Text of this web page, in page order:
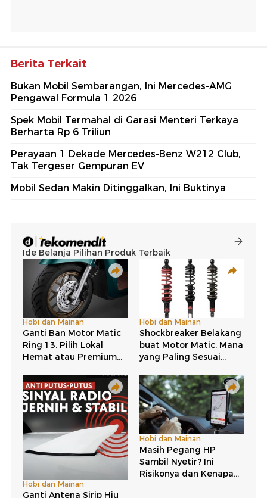
Berita Terkait
Bukan Mobil Sembarangan, Ini Mercedes-AMG
Pengawal Formula 1 2026
Spek Mobil Termahal di Garasi Menteri Terkaya
Berharta Rp 6 Triliun
Perayaan 1 Dekade Mercedes-Benz W212 Club,
Tak Tergeser Gempuran EV
Mobil Sedan Makin Ditinggalkan, Ini Buktinya